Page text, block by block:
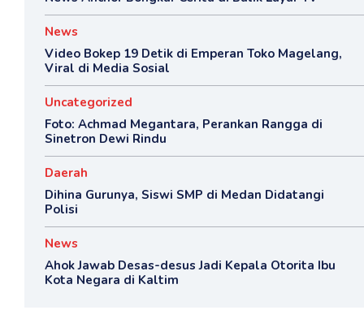
News
Video Bokep 19 Detik di Emperan Toko Magelang,
Viral di Media Sosial
Uncategorized
Foto: Achmad Megantara, Perankan Rangga di
Sinetron Dewi Rindu
Daerah
Dihina Gurunya, Siswi SMP di Medan Didatangi
Polisi
News
Ahok Jawab Desas-desus Jadi Kepala Otorita Ibu
Kota Negara di Kaltim